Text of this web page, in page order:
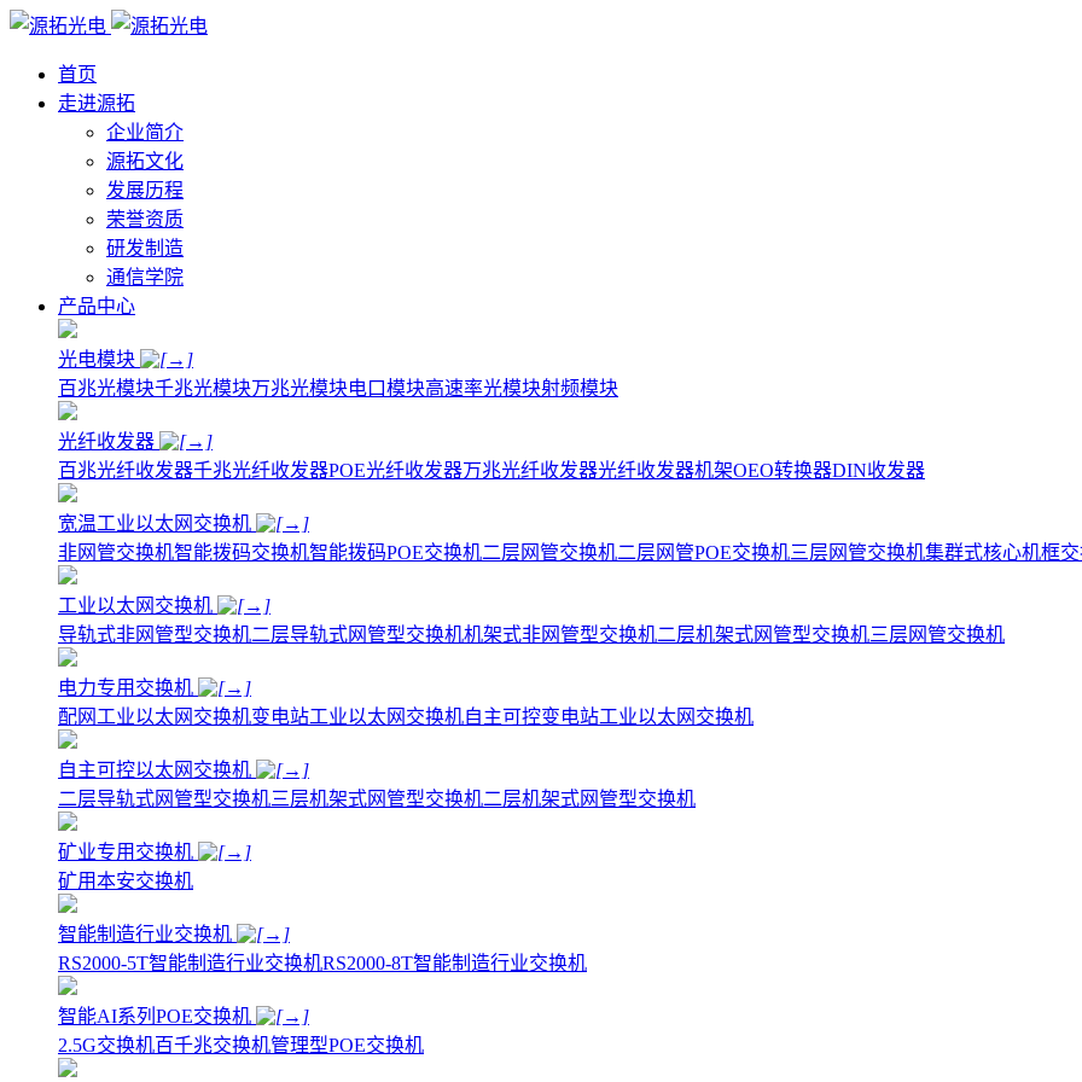
首页
走进源拓
企业简介
源拓文化
发展历程
荣誉资质
研发制造
通信学院
产品中心
光电模块
百兆光模块千兆光模块万兆光模块电口模块高速率光模块射频模块
光纤收发器
百兆光纤收发器千兆光纤收发器POE光纤收发器万兆光纤收发器光纤收发器机架OEO转换器DIN收发器
宽温工业以太网交换机
非网管交换机智能拨码交换机智能拨码POE交换机二层网管交换机二层网管POE交换机三层网管交换机集群式核心机框
工业以太网交换机
导轨式非网管型交换机二层导轨式网管型交换机机架式非网管型交换机二层机架式网管型交换机三层网管交换机
电力专用交换机
配网工业以太网交换机变电站工业以太网交换机自主可控变电站工业以太网交换机
自主可控以太网交换机
二层导轨式网管型交换机三层机架式网管型交换机二层机架式网管型交换机
矿业专用交换机
矿用本安交换机
智能制造行业交换机
RS2000-5T智能制造行业交换机RS2000-8T智能制造行业交换机
智能AI系列POE交换机
2.5G交换机百千兆交换机管理型POE交换机